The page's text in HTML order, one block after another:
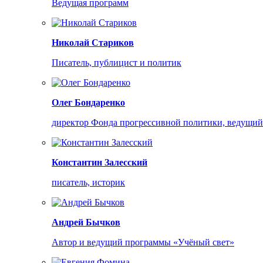
Ведущая программ
Николай Стариков
Писатель, публицист и политик
Олег Бондаренко
директор Фонда прогрессивной политики,
Константин Залесский
писатель, историк
Андрей Бычков
Автор и ведущий программы «Учёный свет»